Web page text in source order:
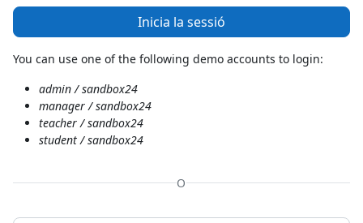
Inicia la sessió
You can use one of the following demo accounts to login:
admin / sandbox24
manager / sandbox24
teacher / sandbox24
student / sandbox24
O